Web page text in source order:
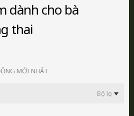
dành cho bà
thai
MỚI NHẤT
Bộ lọc